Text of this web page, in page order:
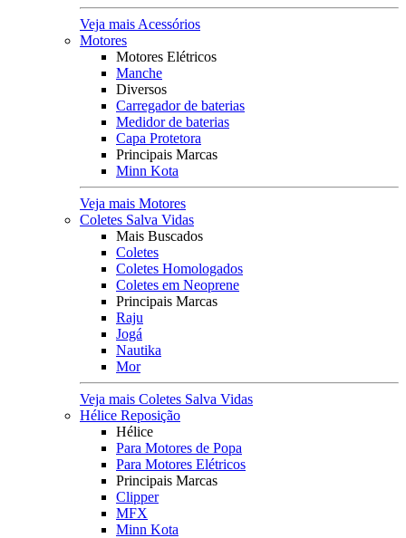
Veja mais Acessórios
Motores
Motores Elétricos
Manche
Diversos
Carregador de baterias
Medidor de baterias
Capa Protetora
Principais Marcas
Minn Kota
Veja mais Motores
Coletes Salva Vidas
Mais Buscados
Coletes
Coletes Homologados
Coletes em Neoprene
Principais Marcas
Raju
Jogá
Nautika
Mor
Veja mais Coletes Salva Vidas
Hélice Reposição
Hélice
Para Motores de Popa
Para Motores Elétricos
Principais Marcas
Clipper
MFX
Minn Kota